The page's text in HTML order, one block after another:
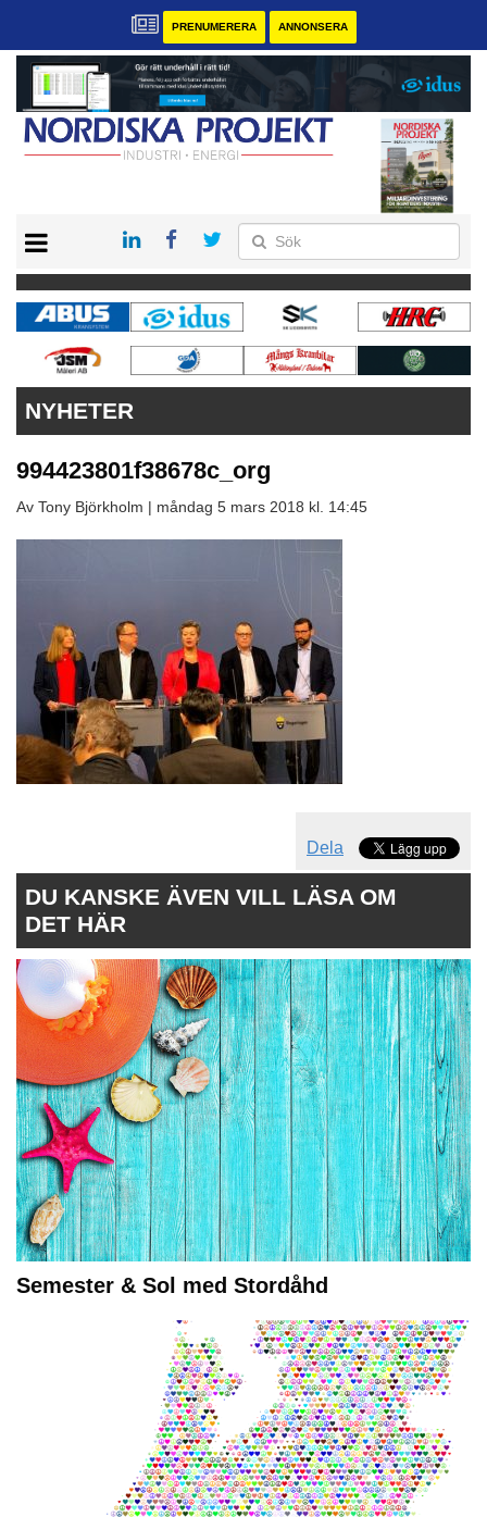
PRENUMERERA ANNONSERA
KONTAKT
VÅRA ANDRA MAGASIN
PRENUMERERA
ANNONSERA
NYHETER
994423801f38678c_org
Av Tony Björkholm | måndag 5 mars 2018 kl. 14:45
Dela
DU KANSKE ÄVEN VILL LÄSA OM
DET HÄR
Semester & Sol med Stordåhd